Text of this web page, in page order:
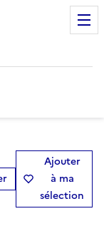
Ajouter
à ma
sélection